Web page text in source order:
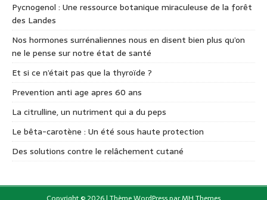
Pycnogenol : Une ressource botanique miraculeuse de la forêt
des Landes
Nos hormones surrénaliennes nous en disent bien plus qu’on
ne le pense sur notre état de santé
Et si ce n’était pas que la thyroïde ?
Prevention anti age apres 60 ans
La citrulline, un nutriment qui a du peps
Le bêta-carotène : Un été sous haute protection
Des solutions contre le relâchement cutané